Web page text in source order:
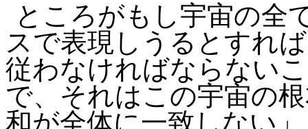
ところがもし宇宙の全
スで表現しうるとすれ
従わなければならない
で、それはこの宇宙の
和が全体に一致しない